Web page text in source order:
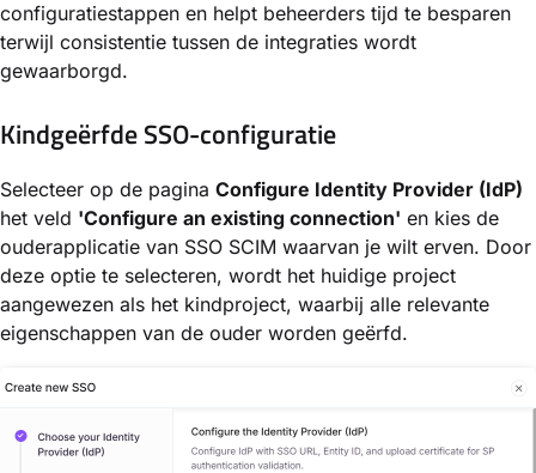
configuratiestappen en helpt beheerders tijd te besparen
terwijl consistentie tussen de integraties wordt
gewaarborgd.
Kindgeërfde SSO-configuratie
Selecteer op de pagina Configure Identity Provider (IdP)
het veld 'Configure an existing connection' en kies de
ouderapplicatie van SSO SCIM waarvan je wilt erven. Door
deze optie te selecteren, wordt het huidige project
aangewezen als het kindproject, waarbij alle relevante
eigenschappen van de ouder worden geërfd.